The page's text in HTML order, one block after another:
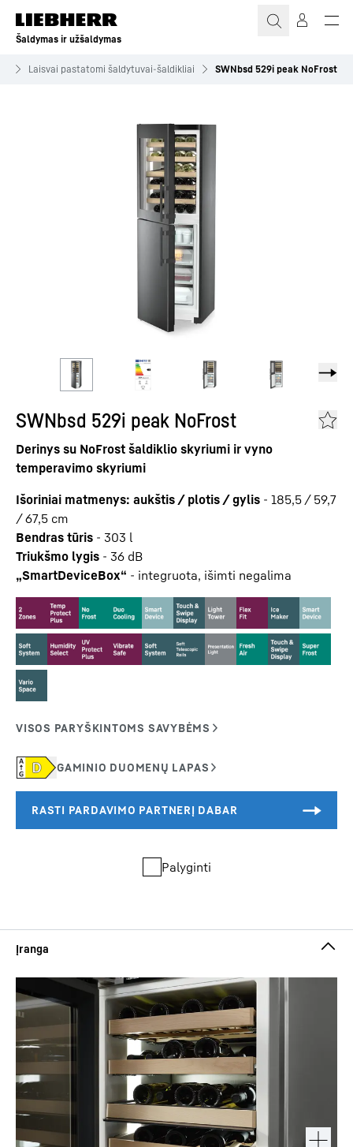
Šaldymas ir užšaldymas
Laisvai pastatomi šaldytuvai-šaldikliai SWNbsd 529i peak NoFrost
SWNbsd 529i peak NoFrost
Derinys su NoFrost šaldiklio skyriumi ir vyno
temperavimo skyriumi
Išoriniai matmenys: aukštis / plotis / gylis - 185,5 / 59,7
/ 67,5 cm
Bendras tūris - 303 l
Triukšmo lygis - 36 dB
„SmartDeviceBox“ - integruota, išimti negalima
Palyginti